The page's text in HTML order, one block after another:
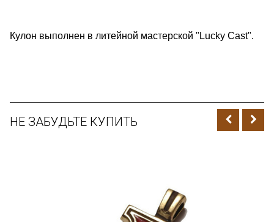
Кулон выполнен в литейной мастерской "Lucky Cast".
НЕ ЗАБУДЬТЕ КУПИТЬ